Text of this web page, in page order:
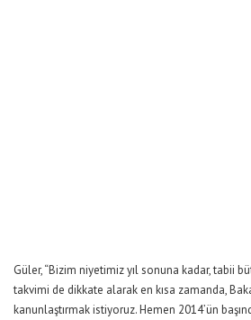
Güler, “Bizim niyetimiz yıl sonuna kadar, tabii
takvimi de dikkate alarak en kısa zamanda,
kanunlaştırmak istiyoruz. Hemen 2014’ün